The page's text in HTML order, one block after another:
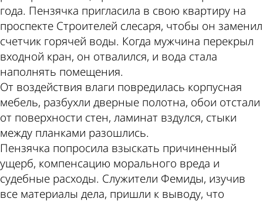
года. Пензячка пригласила в свою квартиру на
проспекте Строителей слесаря, чтобы он заменил
счетчик горячей воды. Когда мужчина перекрыл
входной кран, он отвалился, и вода стала
наполнять помещения.
От воздействия влаги повредилась корпусная
мебель, разбухли дверные полотна, обои отстали
от поверхности стен, ламинат вздулся, стыки
между планками разошлись.
Пензячка попросила взыскать причиненный
ущерб, компенсацию морального вреда и
судебные расходы. Служители Фемиды, изучив
все материалы дела, пришли к выводу, что